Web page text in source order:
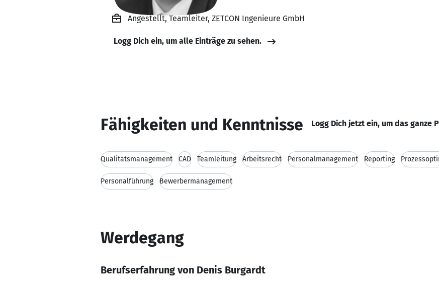
Angestellt, Teamleiter, ZETCON Ingenieure GmbH
Logg Dich ein, um alle Einträge zu sehen.
Fähigkeiten und Kenntnisse Logg Dich jetzt ein, um das ganze
Qualitätsmanagement CAD Teamleitung Arbeitsrecht Personalmanagement Reporting
Personalführung Bewerbermanagement
Werdegang
Berufserfahrung von Denis Burgardt